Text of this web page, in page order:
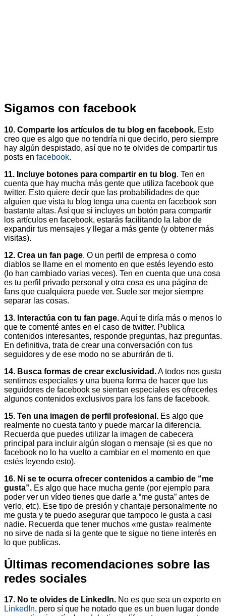
Sigamos con facebook
10. Comparte los artículos de tu blog en facebook. Esto
creo que es algo que no tendría ni que decirlo, pero siempre
hay algún despistado, así que no te olvides de compartir tus
posts en facebook.
11. Incluye botones para compartir en tu blog. Ten en
cuenta que hay mucha más gente que utiliza facebook que
twitter. Esto quiere decir que las probabilidades de que
alguien que vista tu blog tenga una cuenta en facebook son
bastante altas. Así que si incluyes un botón para compartir
los artículos en facebook, estarás facilitando la labor de
expandir tus mensajes y llegar a más gente (y obtener más
visitas).
12. Crea un fan page. O un perfil de empresa o como
diablos se llame en el momento en que estés leyendo esto
(lo han cambiado varias veces). Ten en cuenta que una cosa
es tu perfil privado personal y otra cosa es una página de
fans que cualquiera puede ver. Suele ser mejor siempre
separar las cosas.
13. Interactúa con tu fan page.Aquí te diría más o menos lo
que te comenté antes en el caso de twitter. Publica
contenidos interesantes, responde preguntas, haz preguntas.
En definitiva, trata de crear una conversación con tus
seguidores y de ese modo no se aburrirán de ti.
14. Busca formas de crear exclusividad.A todos nos gusta
sentirnos especiales y una buena forma de hacer que tus
seguidores de facebook se sientan especiales es ofrecerles
algunos contenidos exclusivos para los fans de facebook.
15. Ten una imagen de perfil profesional. Es algo que
realmente no cuesta tanto y puede marcar la diferencia.
Recuerda que puedes utilizar la imagen de cabecera
principal para incluir algún slogan o mensaje (si es que no
facebook no lo ha vuelto a cambiar en el momento en que
estés leyendo esto).
16. Ni se te ocurra ofrecer contenidos a cambio de “me
gusta”. Es algo que hace mucha gente (por ejemplo para
poder ver un vídeo tienes que darle a “me gusta” antes de
verlo, etc). Ese tipo de presión y chantaje personalmente no
me gusta y te puedo asegurar que tampoco le gusta a casi
nadie. Recuerda que tener muchos «me gusta» realmente
no sirve de nada si la gente que te sigue no tiene interés en
lo que publicas.
Últimas recomendaciones sobre las
redes sociales
17. No te olvides de LinkedIn. No es que sea un experto en
LinkedIn, pero sí que he notado que es un buen lugar donde